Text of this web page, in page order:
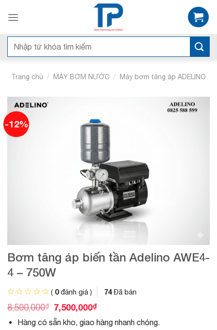
Tìm
kiếm:
Trang chủ / MÁY BƠM NƯỚC / Máy bơm tăng áp ADELINO
-12%
Bơm tăng áp biến tần Adelino AWE4-
4 – 750W
( 0đánh giá ) 74Đã bán
8,500,000₫
G
i
á
7,500,000₫G
á
Hàng có sẵn kho, giao hàng nhanh chóng.